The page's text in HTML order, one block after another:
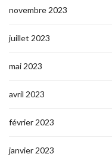
novembre 2023
juillet 2023
mai 2023
avril 2023
février 2023
janvier 2023